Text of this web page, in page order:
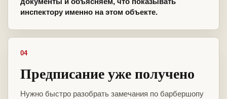
инспектору именно на этом объекте.
04
Предписание уже получено
Нужно быстро разобрать замечания по барбершопу